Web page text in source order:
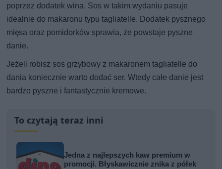
poprzez dodatek wina. Sos w takim wydaniu pasuje
idealnie do makaronu typu tagliatelle. Dodatek pysznego
mięsa oraz pomidorków sprawia, że powstaje pyszne
danie.
Jeżeli robisz sos grzybowy z makaronem tagliatelle do
dania koniecznie warto dodać ser. Wtedy całe danie jest
bardzo pyszne i fantastycznie kremowe.
To czytają teraz inni
Jedna z najlepszych kaw premium w
promocji. Błyskawicznie znika z półek